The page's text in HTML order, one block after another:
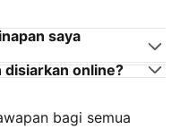
saya
disiarkan online?
bagi semua